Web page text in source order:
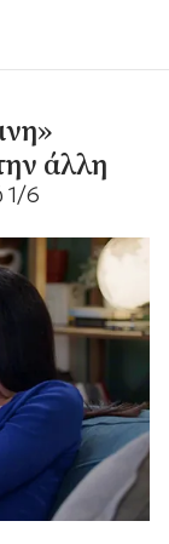
άλλη
1/6